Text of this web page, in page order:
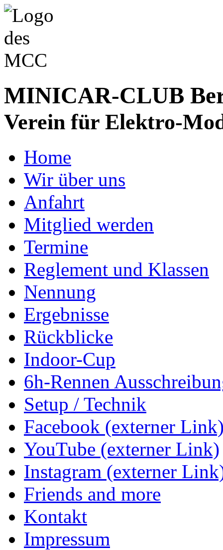
MINICAR-CLUB
Verein für Elektro-
Home
Wir über uns
Anfahrt
Mitglied werden
Termine
Reglement und Klassen
Nennung
Ergebnisse
Rückblicke
Indoor-Cup
6h-Rennen
Setup / Technik
Facebook (externer
YouTube (externer Link)
Instagram (externer
Friends and more
Kontakt
Impressum